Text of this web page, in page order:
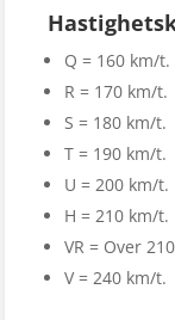
Q = 160 km/t.
R = 170 km/t.
S = 180 km/t.
T = 190 km/t.
U = 200 km/t.
H = 210 km/t.
VR = Over
V = 240 km/t.